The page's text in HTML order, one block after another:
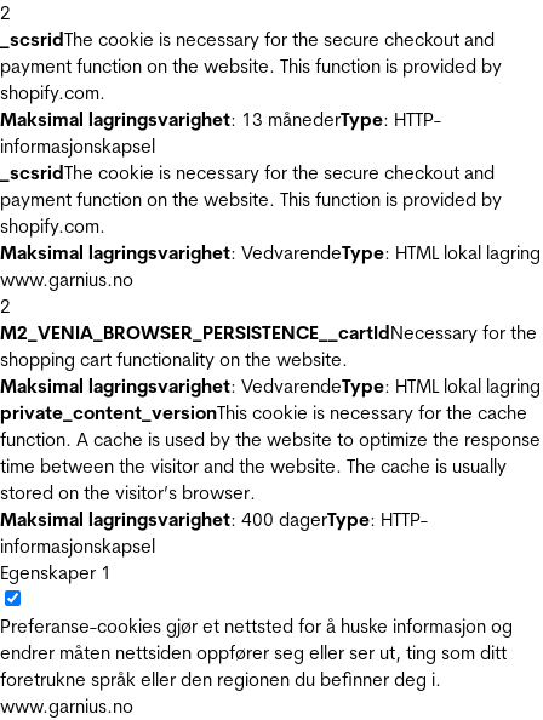
2
_scsridThe cookie is necessary for the secure checkout and
payment function on the website. This function is provided by
shopify.com.
Maksimal lagringsvarighet: 13 månederType: HTTP-
informasjonskapsel
_scsridThe cookie is necessary for the secure checkout and
payment function on the website. This function is provided by
shopify.com.
Maksimal lagringsvarighet: VedvarendeType: HTML lokal lagring
www.garnius.no
2
M2_VENIA_BROWSER_PERSISTENCE__cartIdNecessary for the
shopping cart functionality on the website.
Maksimal lagringsvarighet: VedvarendeType: HTML lokal lagring
private_content_versionThis cookie is necessary for the cache
function. A cache is used by the website to optimize the response
time between the visitor and the website. The cache is usually
stored on the visitor’s browser.
Maksimal lagringsvarighet: 400 dagerType: HTTP-
informasjonskapsel
Egenskaper 1
Preferanse-cookies gjør et nettsted for å huske informasjon og
endrer måten nettsiden oppfører seg eller ser ut, ting som ditt
foretrukne språk eller den regionen du befinner deg i.
www.garnius.no